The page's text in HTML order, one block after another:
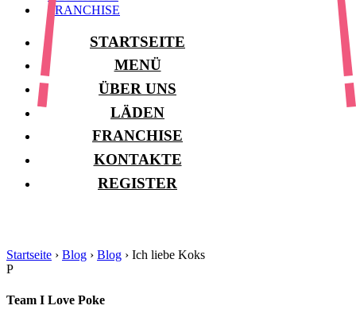
FRANCHISE
STARTSEITE
MENÜ
ÜBER UNS
LÄDEN
FRANCHISE
KONTAKTE
REGISTER
Startseite › Blog › Blog › Ich liebe Koks
P
Team I Love Poke